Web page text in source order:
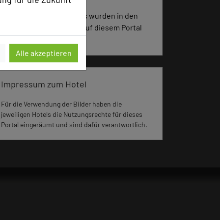
Alle akzeptieren
1173 Seiten dieses Hotels wurden in den
vergangenen 30 Tagen auf diesem Portal
aufgerufen.
Impressum zum Hotel
Für die Verwendung der Bilder haben die
jeweiligen Hotels die Nutzungsrechte für dieses
Portal eingeräumt und sind dafür verantwortlich.